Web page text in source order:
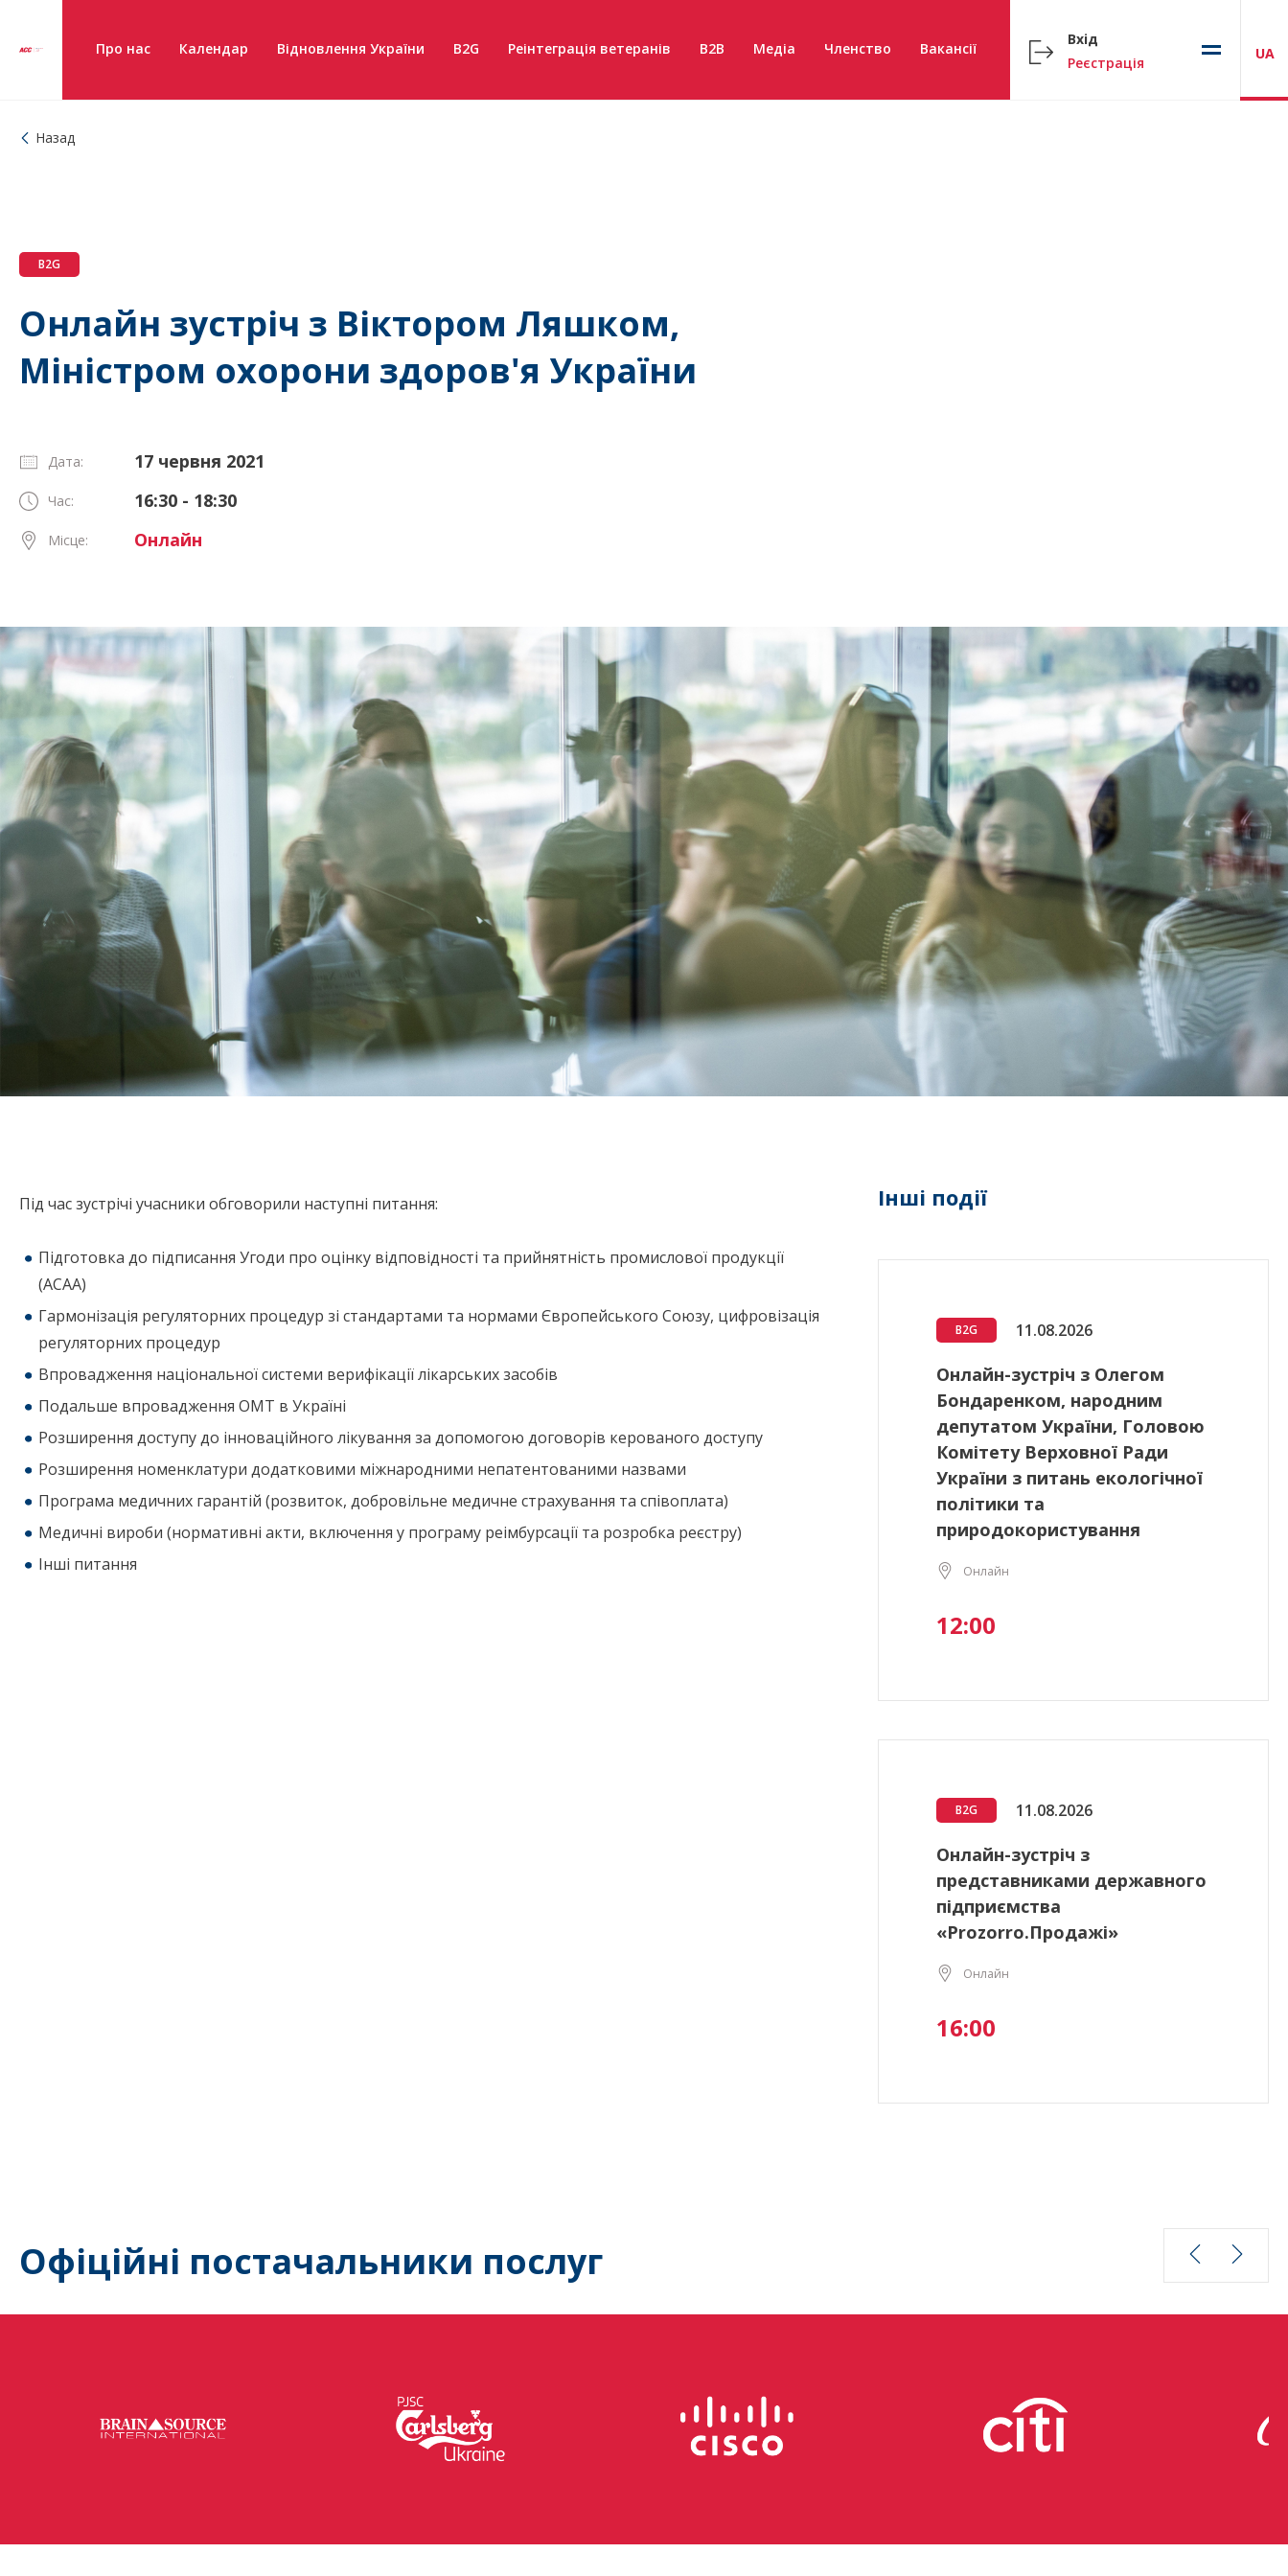
Про нас Календар Відновлення України B2G Реінтеграція ветеранів B2B Медіа Членство Вакансії
Вхід
Реєстрація
UA
Назад
B2G
Онлайн зустріч з Віктором Ляшком,
Міністром охорони здоров'я України
Дата: 17 червня 2021
Час: 16:30 - 18:30
Місце: Онлайн
Під час зустрічі учасники обговорили наступні питання:
Підготовка до підписання Угоди про оцінку відповідності та прийнятність промислової продукції
(АСАА)
Гармонізація регуляторних процедур зі стандартами та нормами Європейського Союзу, цифровізація
регуляторних процедур
Впровадження національної системи верифікації лікарських засобів
Подальше впровадження ОМТ в Україні
Розширення доступу до інноваційного лікування за допомогою договорів керованого доступу
Розширення номенклатури додатковими міжнародними непатентованими назвами
Програма медичних гарантій (розвиток, добровільне медичне страхування та співоплата)
Медичні вироби (нормативні акти, включення у програму реімбурсації та розробка реєстру)
Інші питання
Інші події
B2G 11.08.2026
Онлайн-зустріч з Олегом
Бондаренком, народним
депутатом України, Головою
Комітету Верховної Ради
України з питань екологічної
політики та
природокористування
Онлайн
12:00
B2G 11.08.2026
Онлайн-зустріч з
представниками державного
підприємства
«Prozorro.Продажі»
Онлайн
16:00
Офіційні постачальники послуг